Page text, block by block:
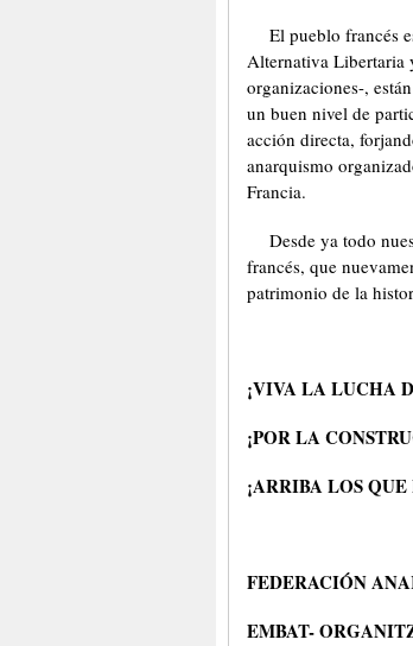
El pueblo francés
Alternativa Libertaria
organizaciones-,
un buen nivel de
acción directa,
anarquismo
Francia.
Desde ya todo
francés, que
patrimonio de la
¡VIVA LA LUCHA
¡POR LA
¡ARRIBA LOS
FEDERACIÓN
EMBAT-